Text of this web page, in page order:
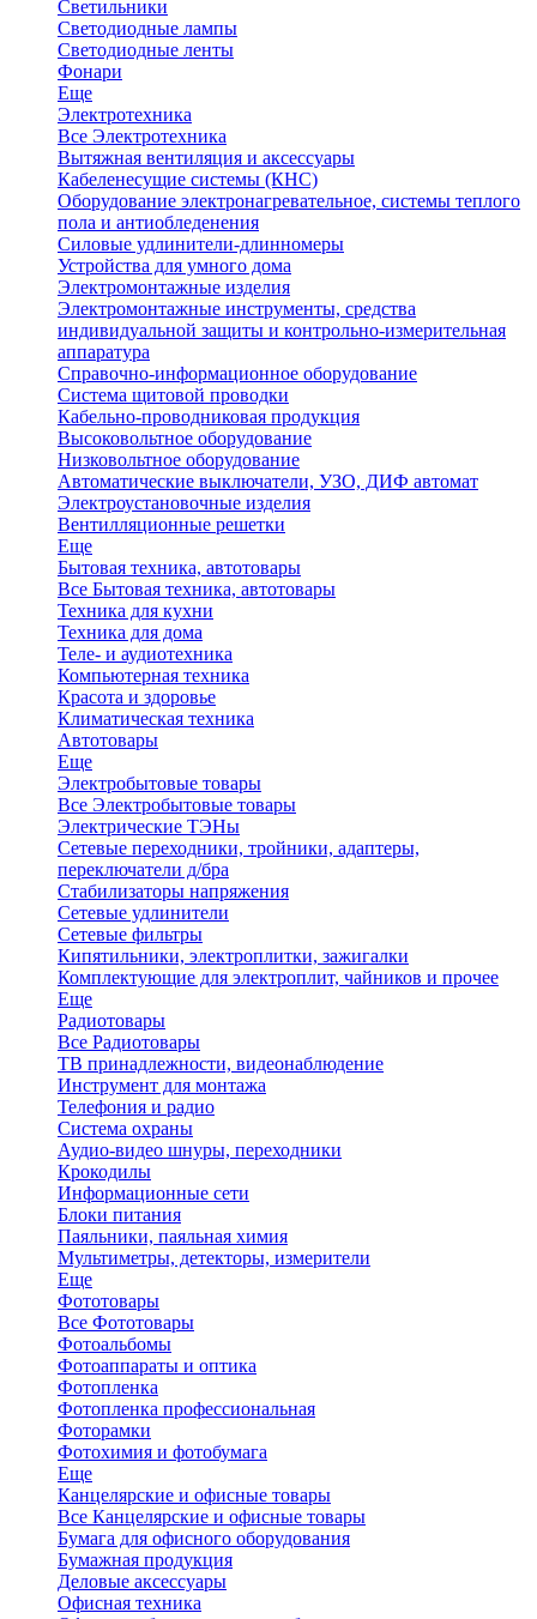
Светильники
Светодиодные лампы
Светодиодные ленты
Фонари
Еще
Электротехника
Все Электротехника
Вытяжная вентиляция и аксессуары
Кабеленесущие системы (КНС)
Оборудование электронагревательное, системы теплого
пола и антиобледенения
Силовые удлинители-длинномеры
Устройства для умного дома
Электромонтажные изделия
Электромонтажные инструменты, средства
индивидуальной защиты и контрольно-измерительная
аппаратура
Справочно-информационное оборудование
Система щитовой проводки
Кабельно-проводниковая продукция
Высоковольтное оборудование
Низковольтное оборудование
Автоматические выключатели, УЗО, ДИФ автомат
Электроустановочные изделия
Вентилляционные решетки
Еще
Бытовая техника, автотовары
Все Бытовая техника, автотовары
Техника для кухни
Техника для дома
Теле- и аудиотехника
Компьютерная техника
Красота и здоровье
Климатическая техника
Автотовары
Еще
Электробытовые товары
Все Электробытовые товары
Электрические ТЭНы
Сетевые переходники, тройники, адаптеры,
переключатели д/бра
Стабилизаторы напряжения
Сетевые удлинители
Сетевые фильтры
Кипятильники, электроплитки, зажигалки
Комплектующие для электроплит, чайников и прочее
Еще
Радиотовары
Все Радиотовары
ТВ принадлежности, видеонаблюдение
Инструмент для монтажа
Телефония и радио
Система охраны
Аудио-видео шнуры, переходники
Крокодилы
Информационные сети
Блоки питания
Паяльники, паяльная химия
Мультиметры, детекторы, измерители
Еще
Фототовары
Все Фототовары
Фотоальбомы
Фотоаппараты и оптика
Фотопленка
Фотопленка профессиональная
Фоторамки
Фотохимия и фотобумага
Еще
Канцелярские и офисные товары
Все Канцелярские и офисные товары
Бумага для офисного оборудования
Бумажная продукция
Деловые аксессуары
Офисная техника